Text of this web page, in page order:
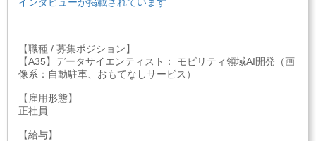
【職種 / 募集ポジション】
【A35】データサイエンティスト： モビリティ領域AI開発（画
像系：自動駐車、おもてなしサービス）
【雇用形態】
正社員
【給与】